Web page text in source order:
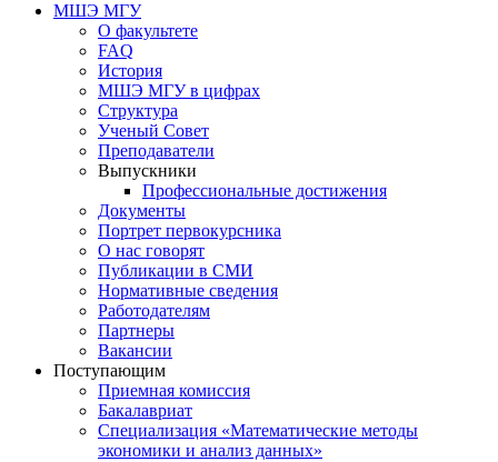
МШЭ МГУ
О факультете
FAQ
История
МШЭ МГУ в цифрах
Структура
Ученый Совет
Преподаватели
Выпускники
Профессиональные достижения
Документы
Портрет первокурсника
О нас говорят
Публикации в СМИ
Нормативные сведения
Работодателям
Партнеры
Вакансии
Поступающим
Приемная комиссия
Бакалавриат
Специализация «Математические методы
экономики и анализ данных»